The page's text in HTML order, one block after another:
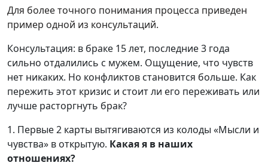
Для более точного понимания процесса приведен
пример одной из консультаций.
Консультация: в браке 15 лет, последние 3 года
сильно отдалились с мужем. Ощущение, что чувств
нет никаких. Но конфликтов становится больше. Как
пережить этот кризис и стоит ли его переживать или
лучше расторгнуть брак?
1. Первые 2 карты вытягиваются из колоды «Мысли и
чувства» в открытую. Какая я в наших
отношениях?